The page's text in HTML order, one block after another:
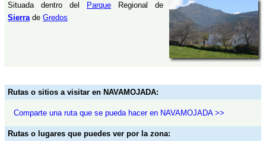
Situada dentro del Parque Regional de
Sierrade Gredos
Rutas o sitios a visitar en NAVAMOJADA:
Comparte una ruta que se pueda hacer en NAVAMOJADA >>
Rutas o lugares que puedes ver por la zona: